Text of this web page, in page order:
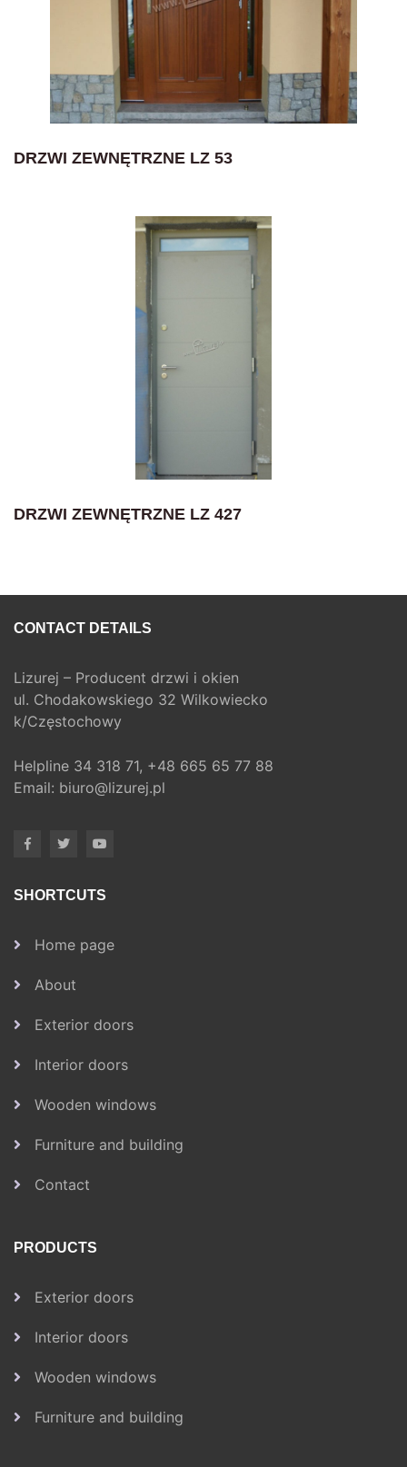
DRZWI ZEWNĘTRZNE LZ 53
DRZWI ZEWNĘTRZNE LZ 427
CONTACT DETAILS
Lizurej – Producent drzwi i okien
ul. Chodakowskiego 32 Wilkowiecko
k/Częstochowy
Helpline 34 318 71, +48 665 65 77 88
Email: biuro@lizurej.pl
SHORTCUTS
Home page
About
Exterior doors
Interior doors
Wooden windows
Furniture and building
Contact
PRODUCTS
Exterior doors
Interior doors
Wooden windows
Furniture and building